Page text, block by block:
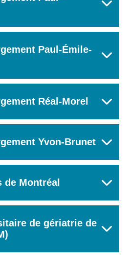
Paul-Émile-
Réal-Morel
Yvon-Brunet
Montréal
de gériatrie de